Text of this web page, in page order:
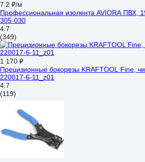
7.2 ₽/м
Профессиональная изолента AVIORA ПВХ,
305-030
4.7
(349)
1 170 ₽
Прецизионные бокорезы KRAFTOOL Fine,
220017-6-11_z01
4.7
(119)